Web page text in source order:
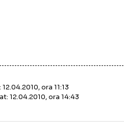
Actualizat: 12.04.2010, ora 14:43